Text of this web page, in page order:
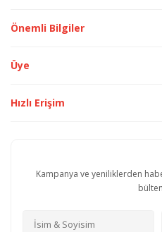
Önemli Bilgiler
Üye
Hızlı Erişim
Kampanya ve yeniliklerden